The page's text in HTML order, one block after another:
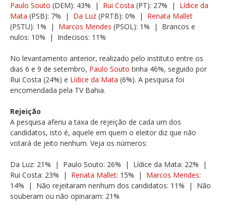
Paulo Souto (DEM): 43% | Rui Costa (PT): 27% | Lídice da
Mata (PSB): 7% | Da Luz (PRTB): 0% | Renata Mallet
(PSTU): 1% | Marcos Mendes (PSOL): 1% | Brancos e
nulos: 10% | Indecisos: 11%
No levantamento anterior, realizado pelo instituto entre os
dias 6 e 9 de setembro, Paulo Souto tinha 46%, seguido por
Rui Costa (24%) e Lídice da Mata (6%). A pesquisa foi
encomendada pela TV Bahia.
Rejeição
A pesquisa aferiu a taxa de rejeição de cada um dos
candidatos, isto é, aquele em quem o eleitor diz que não
votará de jeito nenhum. Veja os números:
Da Luz: 21% | Paulo Souto: 26% | Lídice da Mata: 22% |
Rui Costa: 23% | Renata Mallet: 15% | Marcos Mendes:
14% | Não rejeitaram nenhum dos candidatos: 11% | Não
souberam ou não opinaram: 21%